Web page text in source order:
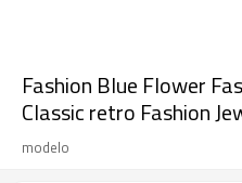
Fashion Blue Flower
Classic retro Fashion
modelo